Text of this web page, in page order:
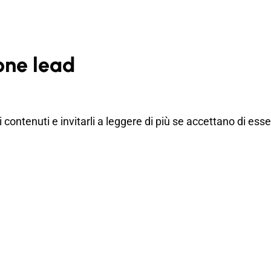
lead
e invitarli a leggere di più se accettano di